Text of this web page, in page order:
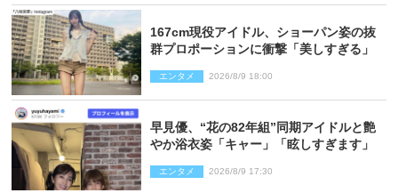
167cm現役アイドル、ショーパン姿の抜
群プロポーションに衝撃「美しすぎる」
エンタメ 2026/8/9 18:00
早見優、“花の82年組”同期アイドルと艶
やか浴衣姿「キャー」「眩しすぎます」
エンタメ 2026/8/9 17:30